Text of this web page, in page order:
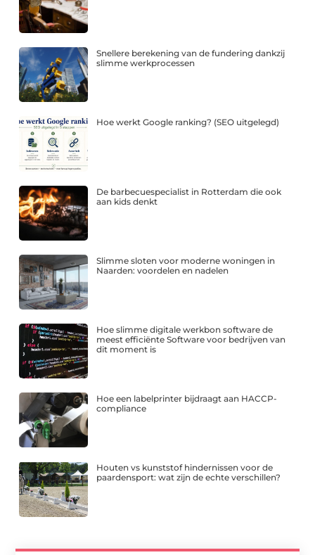
Snellere berekening van de fundering dankzij
slimme werkprocessen
Hoe werkt Google ranking? (SEO uitgelegd)
De barbecuespecialist in Rotterdam die ook
aan kids denkt
Slimme sloten voor moderne woningen in
Naarden: voordelen en nadelen
Hoe slimme digitale werkbon software de
meest efficiënte Software voor bedrijven van
dit moment is
Hoe een labelprinter bijdraagt aan HACCP-
compliance
Houten vs kunststof hindernissen voor de
paardensport: wat zijn de echte verschillen?